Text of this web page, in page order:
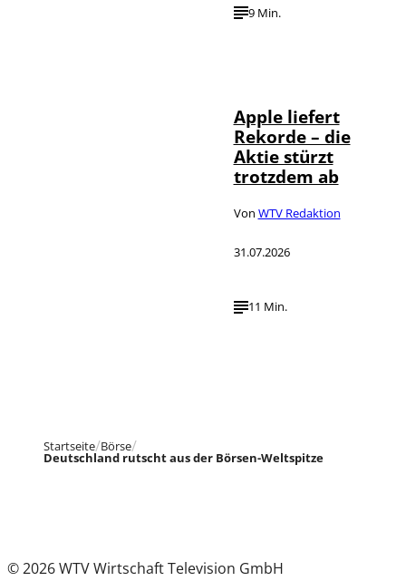
9 Min.
Apple liefert
Rekorde – die
Aktie stürzt
trotzdem ab
Von WTV Redaktion
31.07.2026
11 Min.
Startseite Börse
Deutschland rutscht aus der Börsen-Weltspitze
© 2026 WTV Wirtschaft Television GmbH